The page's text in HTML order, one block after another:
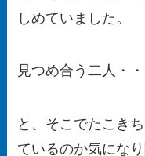
しめていました。
見つめ合う二人・・
と、そこでたこき
ているのか気にな